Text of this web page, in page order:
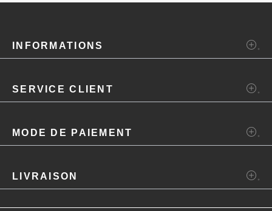
INFORMATIONS
SERVICE CLIENT
MODE DE PAIEMENT
LIVRAISON